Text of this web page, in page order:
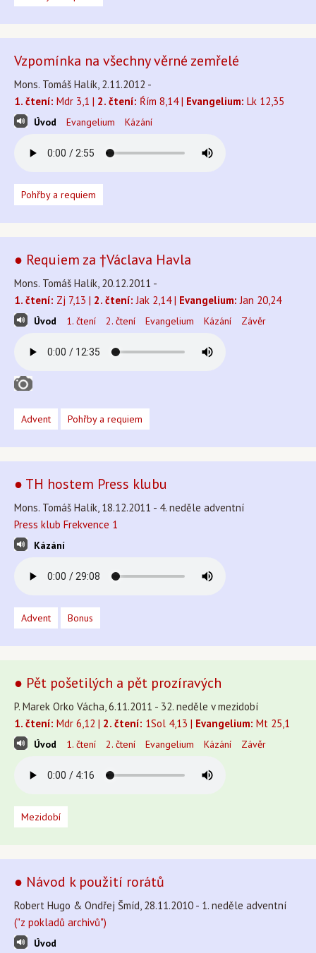
Vzpomínka na všechny věrné zemřelé
Mons. Tomáš Halík, 2.11.2012 -
1. čtení: Mdr 3,1 | 2. čtení: Ŕím 8,14 | Evangelium: Lk 12,35
Úvod Evangelium Kázání
Pohřby a requiem
● Requiem za †Václava Havla
Mons. Tomáš Halík, 20.12.2011 -
1. čtení: Zj 7,13 | 2. čtení: Jak 2,14 | Evangelium: Jan 20,24
Úvod 1. čtení 2. čtení Evangelium Kázání Závěr
Advent Pohřby a requiem
● TH hostem Press klubu
Mons. Tomáš Halík, 18.12.2011 - 4. neděle adventní
Press klub Frekvence 1
Kázání
Advent Bonus
● Pět pošetilých a pět prozíravých
P. Marek Orko Vácha, 6.11.2011 - 32. neděle v mezidobí
1. čtení: Mdr 6,12 | 2. čtení: 1Sol 4,13 | Evangelium: Mt 25,1
Úvod 1. čtení 2. čtení Evangelium Kázání Závěr
Mezidobí
● Návod k použití rorátů
Robert Hugo & Ondřej Šmíd, 28.11.2010 - 1. neděle adventní
("z pokladů archivů")
Úvod